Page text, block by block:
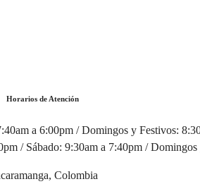
Horarios de Atención
a 6:00pm / Domingos y Festivos:
/ Sábado: 9:30am a 7:40pm /
Colombia